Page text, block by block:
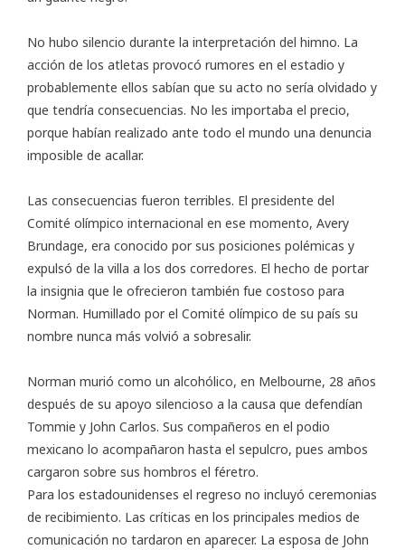
No hubo silencio durante la interpretación del himno. La
acción de los atletas provocó rumores en el estadio y
probablemente ellos sabían que su acto no sería olvidado y
que tendría consecuencias. No les importaba el precio,
porque habían realizado ante todo el mundo una denuncia
imposible de acallar.
Las consecuencias fueron terribles. El presidente del
Comité olímpico internacional en ese momento, Avery
Brundage, era conocido por sus posiciones polémicas y
expulsó de la villa a los dos corredores. El hecho de portar
la insignia que le ofrecieron también fue costoso para
Norman. Humillado por el Comité olímpico de su país su
nombre nunca más volvió a sobresalir.
Norman murió como un alcohólico, en Melbourne, 28 años
después de su apoyo silencioso a la causa que defendían
Tommie y John Carlos. Sus compañeros en el podio
mexicano lo acompañaron hasta el sepulcro, pues ambos
cargaron sobre sus hombros el féretro.
Para los estadounidenses el regreso no incluyó ceremonias
de recibimiento. Las críticas en los principales medios de
comunicación no tardaron en aparecer. La esposa de John